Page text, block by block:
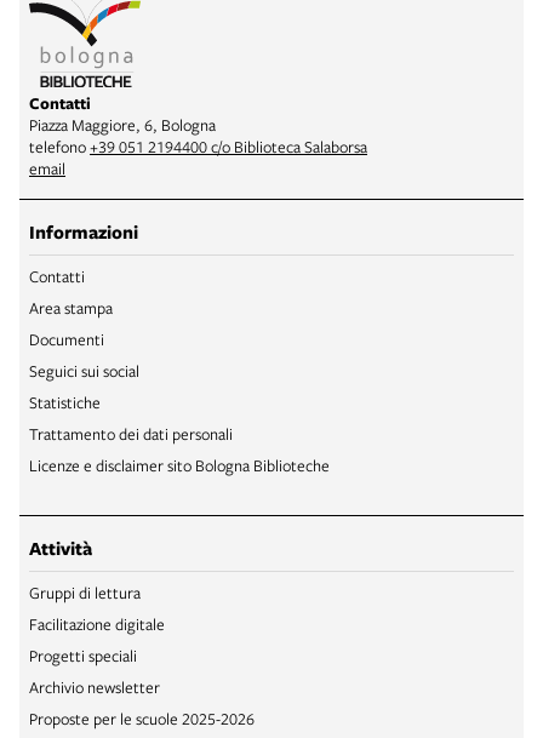
Contatti
Piazza Maggiore, 6, Bologna
telefono+39 051 2194400 c/o Biblioteca Salaborsa
email
Informazioni
Contatti
Area stampa
Documenti
Seguici sui social
Statistiche
Trattamento dei dati personali
Licenze e disclaimer sito Bologna Biblioteche
Attività
Gruppi di lettura
Facilitazione digitale
Progetti speciali
Archivio newsletter
Proposte per le scuole 2025-2026